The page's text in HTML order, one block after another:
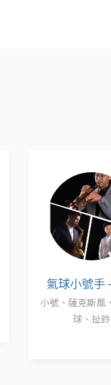
氣球小號手 - 阿任
小號、薩克斯風、造型氣